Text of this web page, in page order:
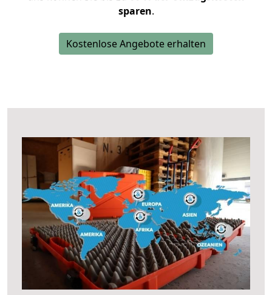
sparen.
Kostenlose Angebote erhalten